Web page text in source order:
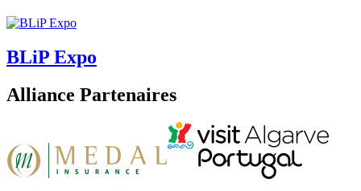
BLiP Expo
Alliance Partenaires